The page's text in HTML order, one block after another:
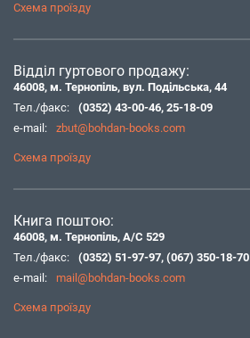
Схема проїзду
Відділ гуртового продажу:
46008, м. Тернопіль, вул. Подільська, 44
Тел./факс:
(0352) 43-00-46, 25-18-09
e-mail:
zbut@bohdan-books.com
Схема проїзду
Книга поштою:
46008, м. Тернопіль, А/С 529
Тел./факс:
(0352) 51-97-97, (067) 350-18-70
e-mail:
mail@bohdan-books.com
Схема проїзду